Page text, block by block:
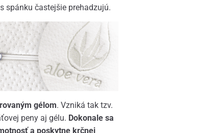
spánku častejšie prehadzujú.
gélom. Vzniká tak tzv.
peny aj gélu. Dokonale sa
a poskytne krčnej